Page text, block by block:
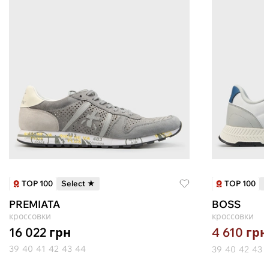
TOP 100 Select ★
PREMIATA
кроссовки
16 022 грн
39 40 41 42 43 44
TOP 100
BOSS
кроссовки
4 610
39 40 42 43